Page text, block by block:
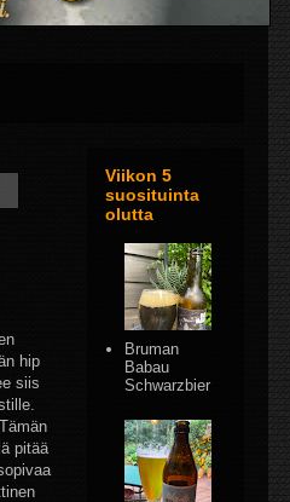
hip
siis
pitää
Viikon 5
suosituinta
olutta
Bruman
Babau
Schwarzbier